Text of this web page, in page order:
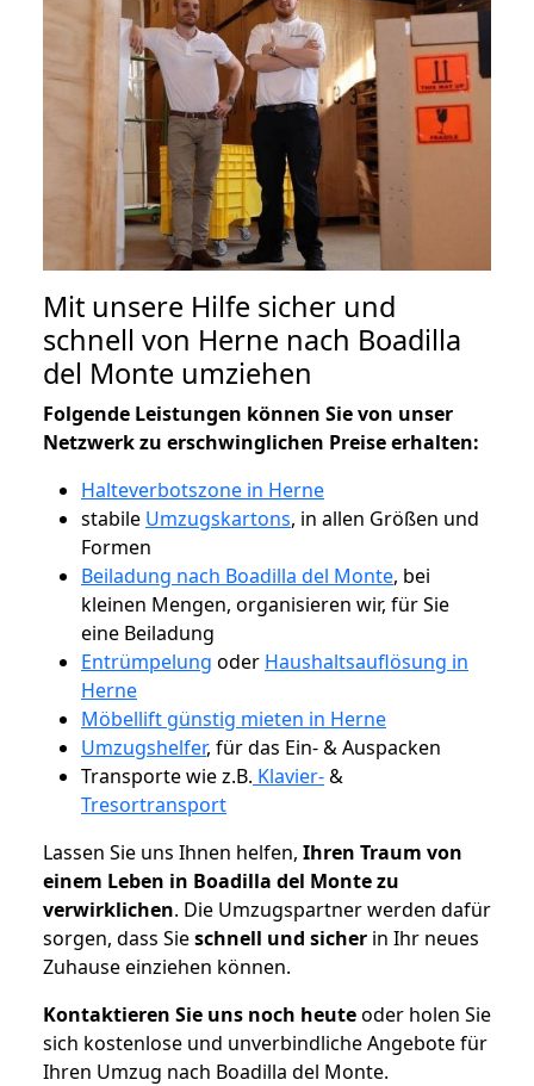
Mit unsere Hilfe sicher und
schnell von Herne nach Boadilla
del Monte umziehen
Folgende Leistungen können Sie von unser
Netzwerk zu erschwinglichen Preise erhalten:
Halteverbotszone in Herne
stabile Umzugskartons, in allen Größen und
Formen
Beiladung nach Boadilla del Monte, bei
kleinen Mengen, organisieren wir, für Sie
eine Beiladung
Entrümpelung oder Haushaltsauflösung in
Herne
Möbellift günstig mieten in Herne
Umzugshelfer, für das Ein- & Auspacken
Transporte wie z.B. Klavier-&
Tresortransport
Lassen Sie uns Ihnen helfen, Ihren Traum von
einem Leben in Boadilla del Monte zu
verwirklichen. Die Umzugspartner werden dafür
sorgen, dass Sieschnell und sicher in Ihr neues
Zuhause einziehen können.
Kontaktieren Sie uns noch heuteoder holen Sie
sich kostenlose und unverbindliche Angebote für
Ihren Umzug nach Boadilla del Monte.